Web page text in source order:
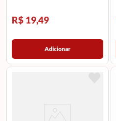
R$ 19,49
Adicionar